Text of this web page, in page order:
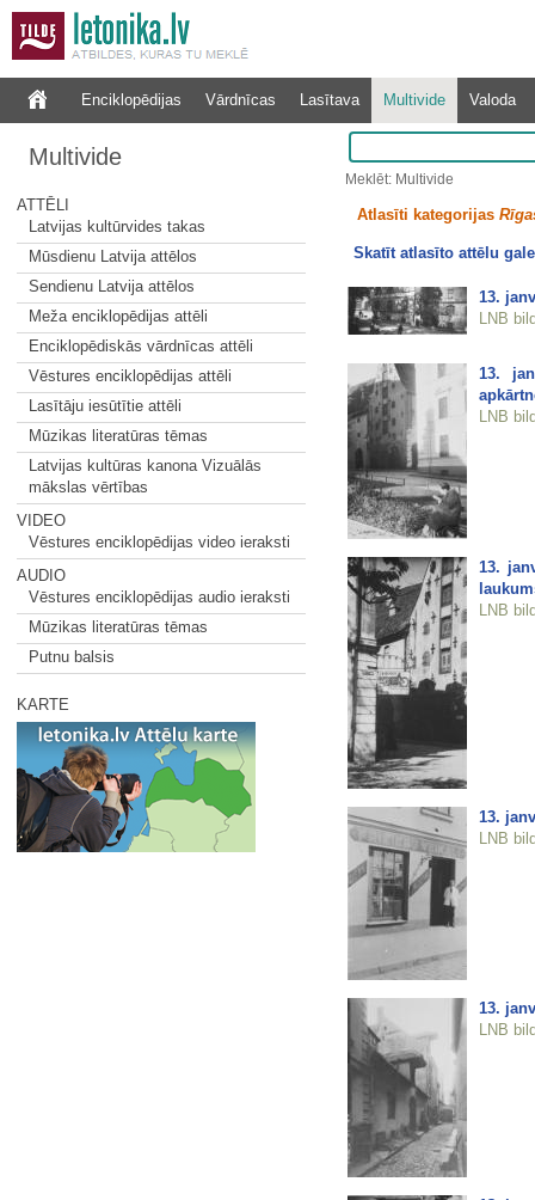
Enciklopēdijas Vārdnīcas Lasītava Multivide Valoda
Multivide
ATTĒLI
Latvijas kultūrvides takas
Mūsdienu Latvija attēlos
Sendienu Latvija attēlos
Meža enciklopēdijas attēli
Enciklopēdiskās vārdnīcas attēli
Vēstures enciklopēdijas attēli
Lasītāju iesūtītie attēli
Mūzikas literatūras tēmas
Latvijas kultūras kanona Vizuālās
mākslas vērtības
VIDEO
Vēstures enciklopēdijas video ieraksti
AUDIO
Vēstures enciklopēdijas audio ieraksti
Mūzikas literatūras tēmas
Putnu balsis
KARTE
Meklēt: Multivide
Atlasīti kategorijas
Skatīt atlasīto attēlu
13.
LNB
13.
LNB
13.
LNB
13.
LNB
13.
LNB